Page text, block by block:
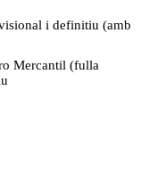
i definitiu (amb
Mercantil (fulla